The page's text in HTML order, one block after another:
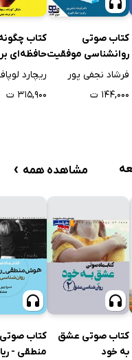
کتاب صوتی
روانشناسی موفقیت
فرشاد نجفی پور
۱۴۴,۰۰۰ ت
کتاب
حافظه‌ای
بشویم؟
ریچارد
۳۱۵,۹۰۰ ت
مشاهده همه ›
کتاب صوتی عشق
به خود
کتاب
منطقی -